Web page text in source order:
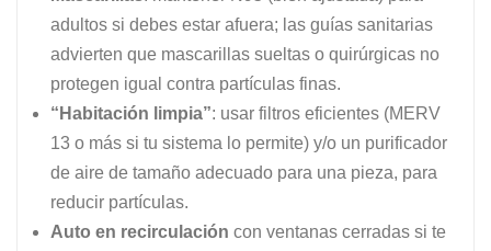
adultos si debes estar afuera; las guías sanitarias
advierten que mascarillas sueltas o quirúrgicas no
protegen igual contra partículas finas.
“Habitación limpia”: usar filtros eficientes (MERV
13 o más si tu sistema lo permite) y/o un purificador
de aire de tamaño adecuado para una pieza, para
reducir partículas.
Auto en recirculación con ventanas cerradas si te